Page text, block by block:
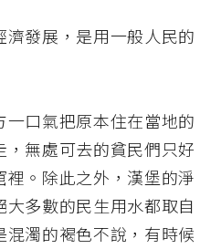
發展，是用一般人民的
口氣把原本住在當地的
無處可去的貧民們只好
。除此之外，漢堡的淨
多數的民生用水都取自
濁的褐色不說，有時候